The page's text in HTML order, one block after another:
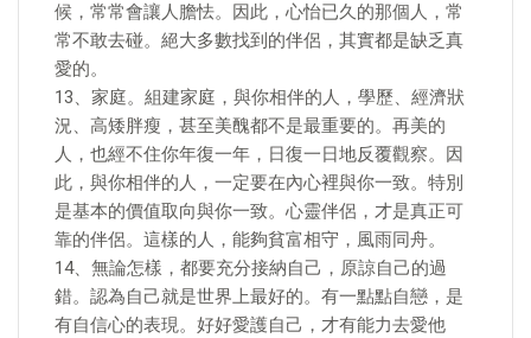
候，常常會讓人膽怯。因此，心怡已久的那個人，常
常不敢去碰。絕大多數找到的伴侶，其實都是缺乏真
愛的。
13、家庭。組建家庭，與你相伴的人，學歷、經濟狀
況、高矮胖瘦，甚至美醜都不是最重要的。再美的
人，也經不住你年復一年，日復一日地反覆觀察。因
此，與你相伴的人，一定要在內心裡與你一致。特別
是基本的價值取向與你一致。心靈伴侶，才是真正可
靠的伴侶。這樣的人，能夠貧富相守，風雨同舟。
14、無論怎樣，都要充分接納自己，原諒自己的過
錯。認為自己就是世界上最好的。有一點點自戀，是
有自信心的表現。好好愛護自己，才有能力去愛他